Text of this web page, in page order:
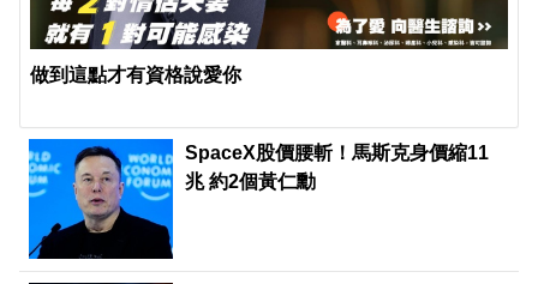
做到這點才有資格說愛你
SpaceX股價腰斬！馬斯克身價縮11
兆 約2個黃仁勳